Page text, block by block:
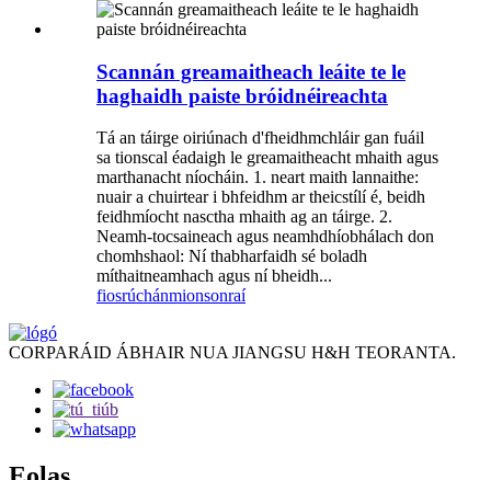
Scannán greamaitheach leáite te le
haghaidh paiste bróidnéireachta
Tá an táirge oiriúnach d'fheidhmchláir gan fuáil
sa tionscal éadaigh le greamaitheacht mhaith agus
marthanacht níocháin. 1. neart maith lannaithe:
nuair a chuirtear i bhfeidhm ar theicstílí é, beidh
feidhmíocht nasctha mhaith ag an táirge. 2.
Neamh-tocsaineach agus neamhdhíobhálach don
chomhshaol: Ní thabharfaidh sé boladh
míthaitneamhach agus ní bheidh...
fiosrúchánmionsonraí
CORPARÁID ÁBHAIR NUA JIANGSU H&H TEORANTA.